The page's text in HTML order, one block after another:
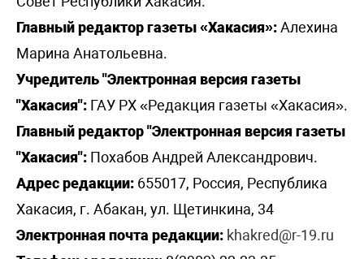
Главный редактор газеты «Хакасия»:Алехина
Марина Анатольевна.
Учредитель "Электронная версия газеты
"Хакасия": ГАУ РХ «Редакция газеты «Хакасия».
Главный редактор "Электронная версия газеты
"Хакасия": Похабов Андрей Александрович.
Адрес редакции: 655017, Россия, Республика
Хакасия, г. Абакан, ул. Щетинкина, 34
Электронная почта редакции: khakred@r-19.ru